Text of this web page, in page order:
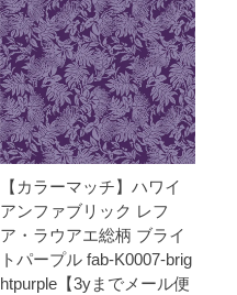
【カラーマッチ】ハワイ
アンファブリック レフ
ア・ラウアエ総柄 ブライ
トパープル fab-K0007-brig
htpurple【3yまでメール便